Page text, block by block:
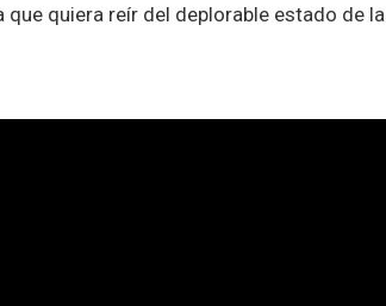
quiera reír del deplorable estado de la